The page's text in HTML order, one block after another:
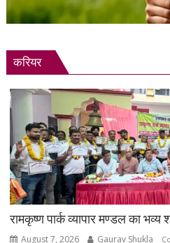
करियर
रामकृष्ण पार्क व्यापार मण्डल का
August 7, 2026 Gaurav Shukla